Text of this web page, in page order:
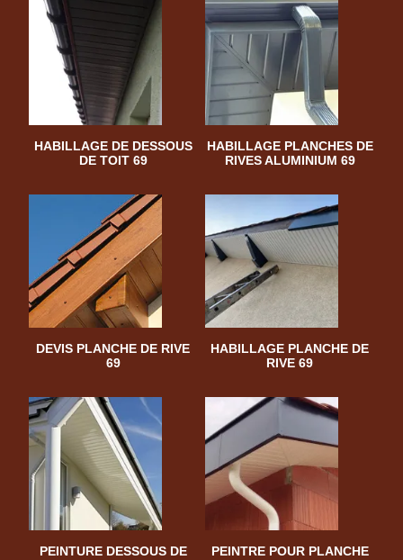
HABILLAGE DE DESSOUS
DE TOIT 69
HABILLAGE PLANCHES DE
RIVES ALUMINIUM 69
DEVIS PLANCHE DE RIVE
69
HABILLAGE PLANCHE DE
RIVE 69
PEINTURE DESSOUS DE
PEINTRE POUR PLANCHE